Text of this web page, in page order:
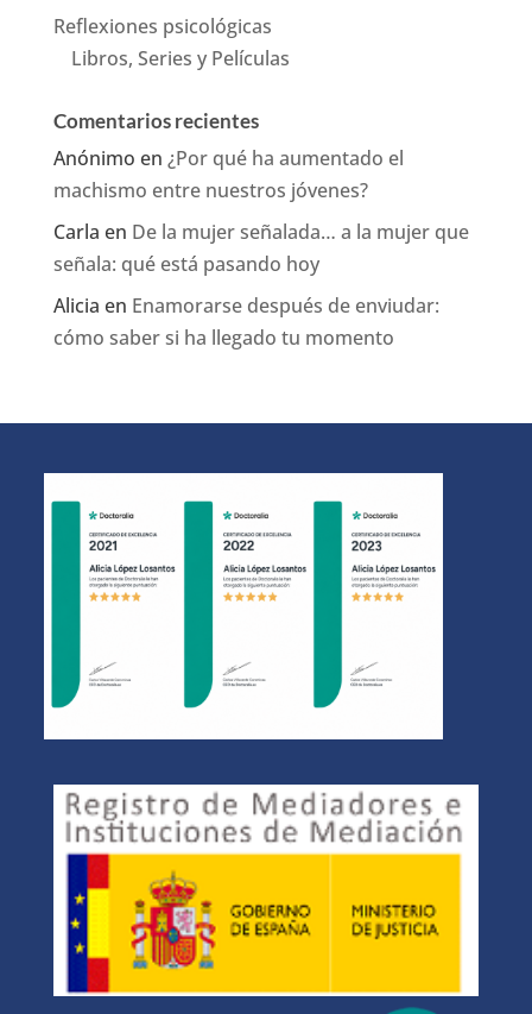
Reflexiones psicológicas
Libros, Series y Películas
Comentarios recientes
Anónimo en ¿Por qué ha aumentado el
machismo entre nuestros jóvenes?
Carla en De la mujer señalada… a la mujer que
señala: qué está pasando hoy
Alicia en Enamorarse después de enviudar:
cómo saber si ha llegado tu momento